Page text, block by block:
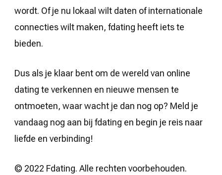
wordt. Of je nu lokaal wilt daten of internationale
connecties wilt maken, fdating heeft iets te
bieden.
Dus als je klaar bent om de wereld van online
dating te verkennen en nieuwe mensen te
ontmoeten, waar wacht je dan nog op? Meld je
vandaag nog aan bij fdating en begin je reis naar
liefde en verbinding!
© 2022 Fdating. Alle rechten voorbehouden.